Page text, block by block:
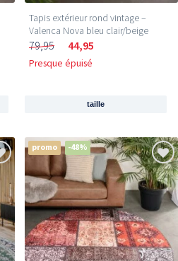
Tapis extérieur rond vintage –
Valenca Nova bleu clair/beige
79,95 44,95
Presque épuisé
taille
promo -48%